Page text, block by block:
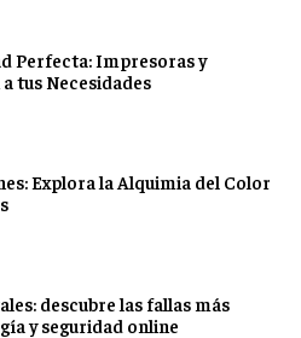
Perfecta: Impresoras y
tus Necesidades
Explora la Alquimia del Color
descubre las fallas más
y seguridad online